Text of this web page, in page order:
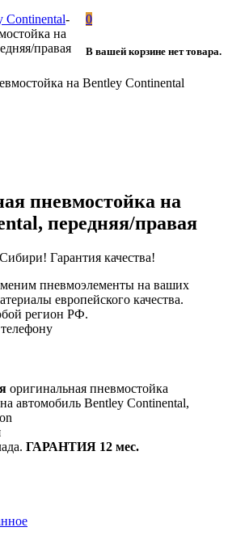
0
В вашей корзине нет товара.
Continental-
на
правая
пневмостойка на
передняя/правая
Гарантия качества!
пневмоэлементы на ваших
европейского качества.
регион РФ.
оригинальная пневмостойка
автомобиль Bentley Continental,
ГАРАНТИЯ 12 мес.